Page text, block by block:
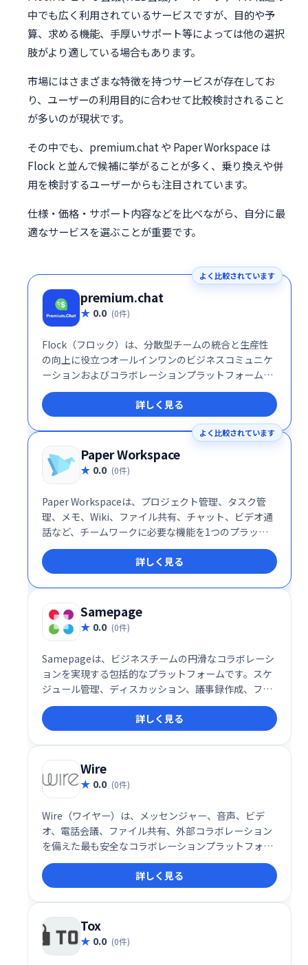
中でも広く利用されているサービスですが、目的や予
算、求める機能、手厚いサポート等によっては他の選択
肢がより適している場合もあります。
市場にはさまざまな特徴を持つサービスが存在してお
り、ユーザーの利用目的に合わせて比較検討されること
が多いのが現状です。
その中でも、premium.chat や Paper Workspace は
Flock と並んで候補に挙がることが多く、乗り換えや併
用を検討するユーザーからも注目されています。
仕様・価格・サポート内容などを比べながら、自分に最
適なサービスを選ぶことが重要です。
よく比較されています
premium.chat
0.0 (0件)
Flock（フロック）は、分散型チームの統合と生産性
の向上に役立つオールインワンのビジネスコミュニケ
ーションおよびコラボレーションプラットフォームで
す。
詳しく見る
よく比較されています
Paper Workspace
0.0 (0件)
Paper Workspaceは、プロジェクト管理、タスク管
理、メモ、Wiki、ファイル共有、チャット、ビデオ通
話など、チームワークに必要な機能を1つのプラット
フォームに統合したサービスです。 作業効率化と情報
の一元管理で、スムーズなチーム連携を実現します。
詳しく見る
Samepage
0.0 (0件)
Samepageは、ビジネスチームの円滑なコラボレーシ
ョンを実現する包括的なプラットフォームです。スケ
ジュール管理、ディスカッション、議事録作成、ファ
イル共有、インスタントメッセージ、タスク管理な
ど、チームワークに必要な機能を一つに集約。情報の
一元化による効率化と、スムーズなコミュニケーショ
ン促進で、生産性向上をサポートします。単一のプラ
ットフォームでチームワークを強化し、ビジネスの成
功に貢献します。
詳しく見る
Wire
0.0 (0件)
Wire（ワイヤー）は、メッセンジャー、音声、ビデ
オ、電話会議、ファイル共有、外部コラボレーション
を備えた最も安全なコラボレーションプラットフォー
ムであり、すべてが最も安全なエンドツーエンドWire
化によって保護されています。
詳しく見る
Tox
0.0 (0件)